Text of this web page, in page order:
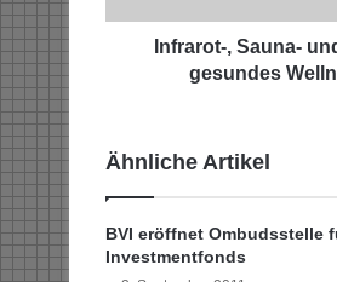
-
n
a
-
u
n
Infrarot-, Sauna-
gesundes
Ähnliche Artikel
BVI eröffnet Ombudsstelle
Investmentfonds